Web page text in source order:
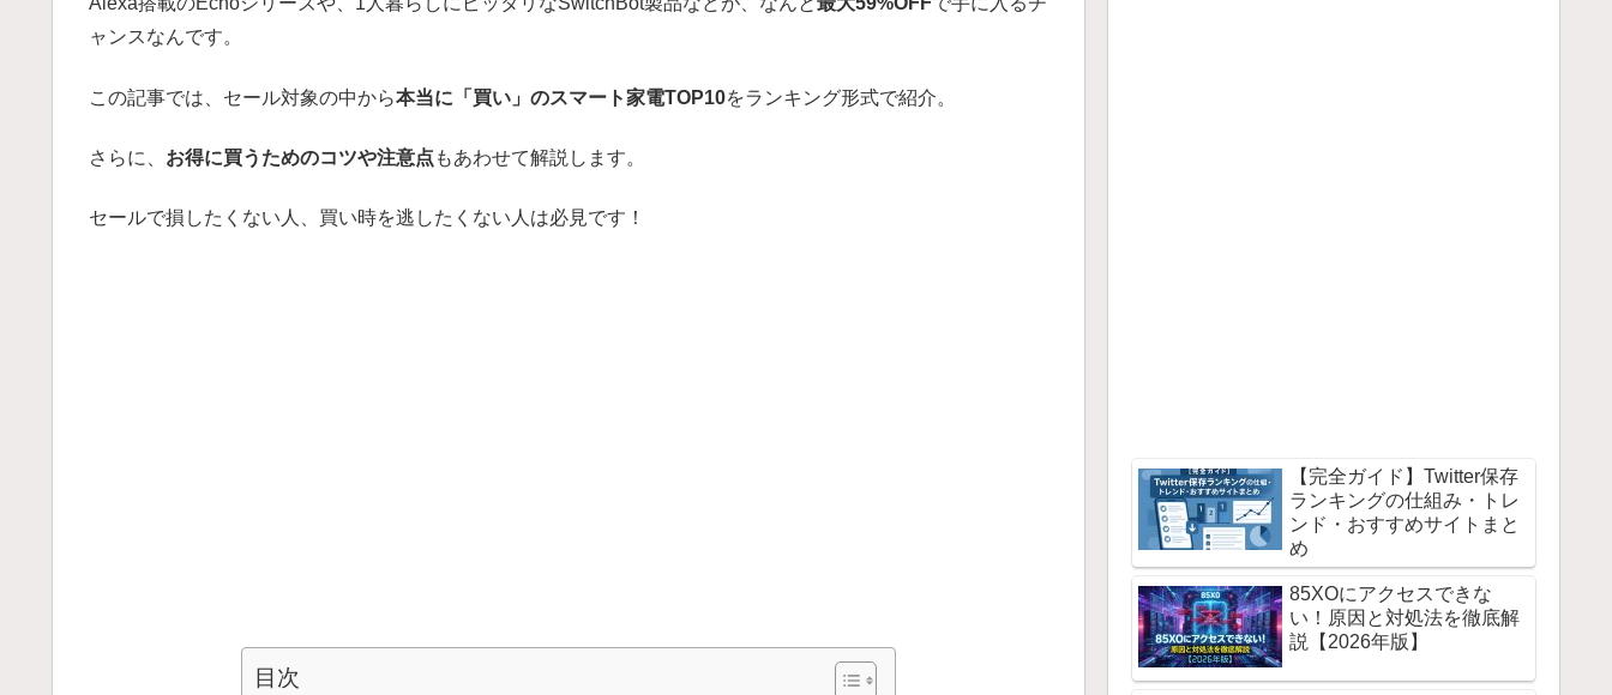
ャンスなんです。
この記事では、セール対象の中から本当に「買い」のスマート家電TOP10をランキング形式で紹介。
さらに、 お得に買うためのコツや注意点 もあわせて解説します。
セールで損したくない人、買い時を逃したくない人は必見です！
目次
【完全ガイド】Twitter保存
ランキングの仕組み・トレ
ンド・おすすめサイトまと
め
85XOにアクセスできな
い！原因と対処法を徹底解
説【2026年版】